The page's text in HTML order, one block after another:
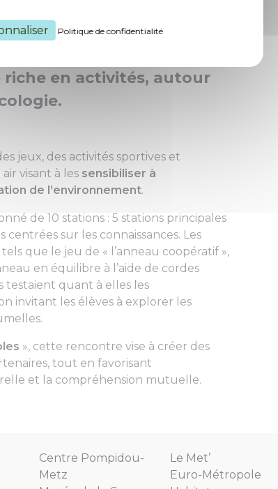
Politique de confidentialité
QuattroPole. Plusieurs
en activités, autour
jeux, des activités sportives et
visant à les sensibiliser à
de l’environnement.
de 10 stations : 5 stations principales
sur les connaissances. Les
que le jeu de « l’anneau coopératif »,
en équilibre à l’aide de cordes
testaient quant à elles les
invitant les élèves à explorer les
», cette rencontre vise à créer des
tout en favorisant
et la compréhension mutuelle.
Centre Pompidou-
Metz
Le Met’
Euro-Métropole